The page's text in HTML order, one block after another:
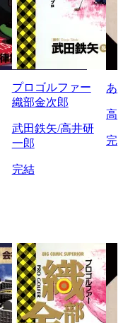
プロゴルファー
織部金次郎
武田鉄矢/高井研
一郎
完結
あ
高
完